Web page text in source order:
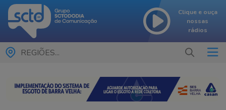
Clique e ouça
nossas
rádios
REGIÕES...